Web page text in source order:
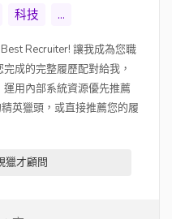
科技 ...
Recruiter! 讓我成為您職
成的完整履歷配對給我，
用內部系統資源優先推薦
英獵頭，或直接推薦您的履
獵才顧問